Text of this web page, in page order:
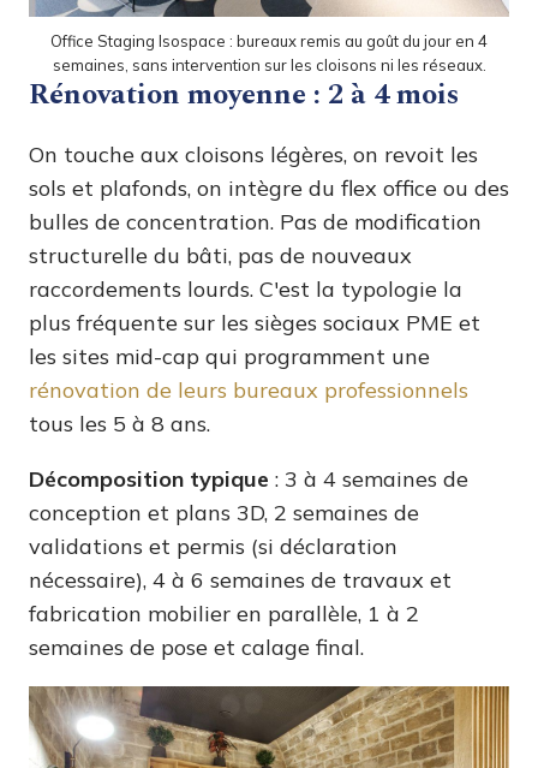
Office Staging Isospace : bureaux remis au goût du jour en 4
semaines, sans intervention sur les cloisons ni les réseaux.
Rénovation moyenne : 2 à 4 mois
On touche aux cloisons légères, on revoit les
sols et plafonds, on intègre du flex office ou des
bulles de concentration. Pas de modification
structurelle du bâti, pas de nouveaux
raccordements lourds. C'est la typologie la
plus fréquente sur les sièges sociaux PME et
les sites mid-cap qui programment une
rénovation de leurs bureaux professionnels
tous les 5 à 8 ans.
Décomposition typique : 3 à 4 semaines de
conception et plans 3D, 2 semaines de
validations et permis (si déclaration
nécessaire), 4 à 6 semaines de travaux et
fabrication mobilier en parallèle, 1 à 2
semaines de pose et calage final.